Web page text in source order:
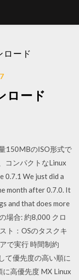
ロード
ロード
150MBのISO形式で
コンパクトなLinux
0.7.1 We just did a
month after 0.7.0. It
and that does more
場合: 約8,000 クロ
ト：OSのタスクキ
で実行 時間制約
て優先度の高い順に
に高優先度 MX Linux